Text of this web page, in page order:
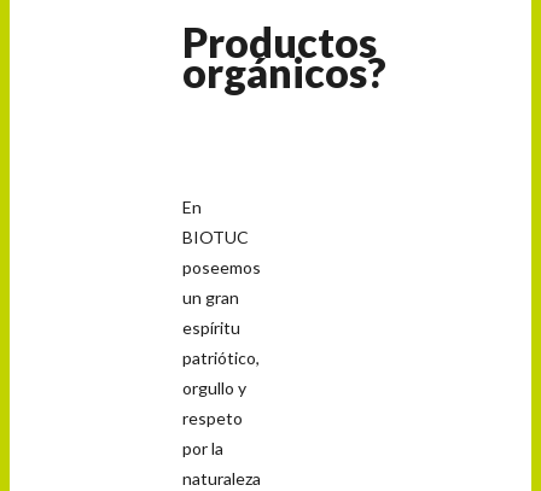
Productos
orgánicos?
En
BIOTUC
poseemos
un gran
espíritu
patriótico,
orgullo y
respeto
por la
naturaleza